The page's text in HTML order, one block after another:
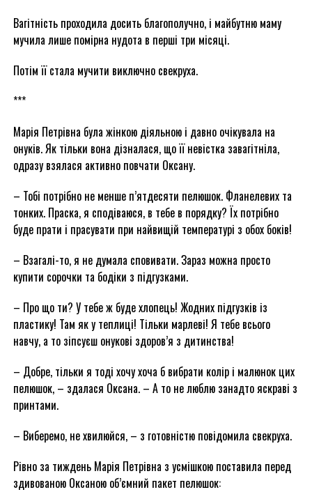
Вагітність проходила досить благополучно, і майбутню маму
мучила лише помірна нудота в перші три місяці.
Потім її стала мучити виключно свекруха.
***
Марія Петрівна була жінкою діяльною і давно очікувала на
онуків. Як тільки вона дізналася, що її невістка завагітніла,
одразу взялася активно повчати Оксану.
– Тобі потрібно не менше п’ятдесяти пелюшок. Фланелевих та
тонких. Праска, я сподіваюся, в тебе в порядку? Їх потрібно
буде прати і прасувати при найвищій температурі з обох боків!
– Взагалі-то, я не думала сповивати. Зараз можна просто
купити сорочки та бодіки з підгузками.
– Про що ти? У тебе ж буде хлопець! Жодних підгузків із
пластику! Там як у теплиці! Тільки марлеві! Я тебе всього
навчу, а то зіпсуєш онукові здоров’я з дитинства!
– Добре, тільки я тоді хочу хоча б вибрати колір і малюнок цих
пелюшок, – здалася Оксана. – А то не люблю занадто яскраві з
принтами.
– Виберемо, не хвилюйся, – з готовністю повідомила свекруха.
Рівно за тиждень Марія Петрівна з усмішкою поставила перед
здивованою Оксаною об’ємний пакет пелюшок: